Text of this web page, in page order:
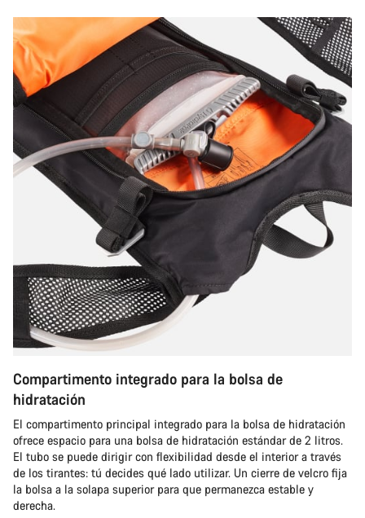
Compartimento integrado para la bolsa de
hidratación
El compartimento principal integrado para la bolsa de hidratación
ofrece espacio para una bolsa de hidratación estándar de 2 litros.
El tubo se puede dirigir con flexibilidad desde el interior a través
de los tirantes: tú decides qué lado utilizar. Un cierre de velcro fija
la bolsa a la solapa superior para que permanezca estable y
derecha.
Nuestros expertos estarán encantados de responder a tus
preguntas.
Abrir chat
Cerrar